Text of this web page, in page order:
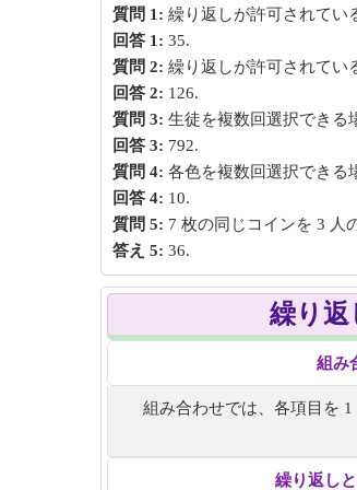
質問 1: 繰り返しが許可されてい
回答 1: 35.
質問 2: 繰り返しが許可されてい
回答 2: 126.
質問 3: 生徒を複数回選択できる
回答 3: 792.
質問 4: 各色を複数回選択できる
回答 4: 10.
質問 5: 7 枚の同じコインを 3 人
答え 5: 36.
繰り返
組み
組み合わせでは、各項目を
繰り返し